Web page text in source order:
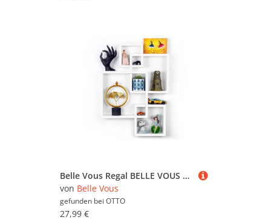
Belle Vous Regal BELLE VOUS Würfel Wandregal weiß aus Holz für Bücher und Deko
von Belle Vous
gefunden bei OTTO
27,99 €